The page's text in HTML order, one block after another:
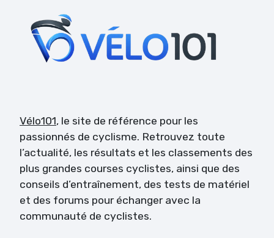
Vélo101, le site de référence pour les
passionnés de cyclisme. Retrouvez toute
l’actualité, les résultats et les classements des
plus grandes courses cyclistes, ainsi que des
conseils d’entraînement, des tests de matériel
et des forums pour échanger avec la
communauté de cyclistes.